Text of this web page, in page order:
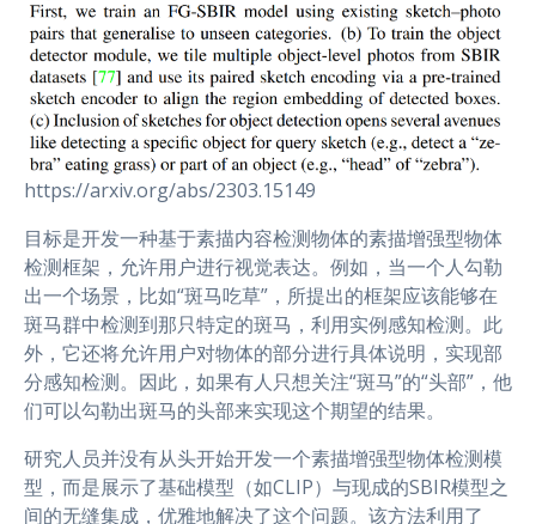
https://arxiv.org/abs/2303.15149
目标是开发一种基于素描内容检测物体的素描增强型物体
检测框架，允许用户进行视觉表达。例如，当一个人勾勒
出一个场景，比如“斑马吃草”，所提出的框架应该能够在
斑马群中检测到那只特定的斑马，利用实例感知检测。此
外，它还将允许用户对物体的部分进行具体说明，实现部
分感知检测。因此，如果有人只想关注“斑马”的“头部”，他
们可以勾勒出斑马的头部来实现这个期望的结果。
研究人员并没有从头开始开发一个素描增强型物体检测模
型，而是展示了基础模型（如CLIP）与现成的SBIR模型之
间的无缝集成，优雅地解决了这个问题。该方法利用了